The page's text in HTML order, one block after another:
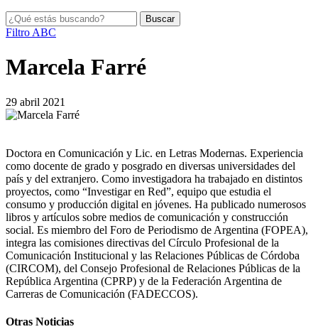
Filtro ABC
Marcela Farré
29 abril 2021
Doctora en Comunicación y Lic. en Letras Modernas. Experiencia
como docente de grado y posgrado en diversas universidades del
país y del extranjero. Como investigadora ha trabajado en distintos
proyectos, como “Investigar en Red”, equipo que estudia el
consumo y producción digital en jóvenes. Ha publicado numerosos
libros y artículos sobre medios de comunicación y construcción
social. Es miembro del Foro de Periodismo de Argentina (FOPEA),
integra las comisiones directivas del Círculo Profesional de la
Comunicación Institucional y las Relaciones Públicas de Córdoba
(CIRCOM), del Consejo Profesional de Relaciones Públicas de la
República Argentina (CPRP) y de la Federación Argentina de
Carreras de Comunicación (FADECCOS).
Otras Noticias